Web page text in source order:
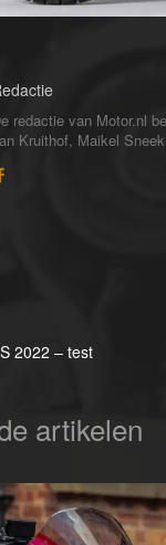
redactie van Motor.nl
Kruithof, Maikel
2022 – test
artikelen